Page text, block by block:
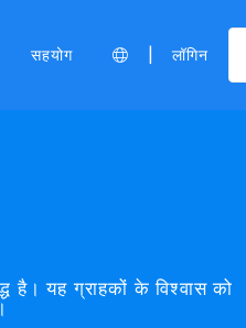
सहयोग लॉगिन
है। यह ग्राहकों के विश्वास को